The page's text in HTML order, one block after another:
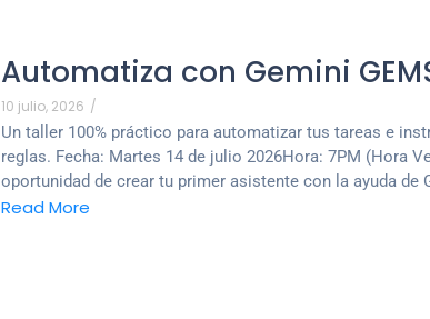
Automatiza con Gemini
10 julio, 2026 /
Un taller 100% práctico para automatizar tus tareas e
reglas. Fecha: Martes 14 de julio 2026Hora: 7PM (Hora
oportunidad de crear tu primer asistente con la ayuda de
Read More